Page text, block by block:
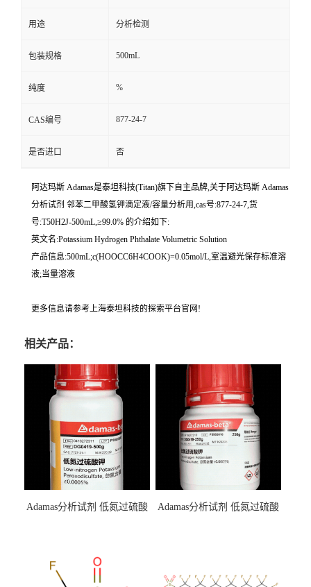
用途 分析检测
包装规格 500mL
纯度 %
CAS编号 877-24-7
是否进口 否
阿达玛斯 Adamas是泰坦科技(Titan)旗下自主品牌,关于阿达玛斯 Adamas
分析试剂 邻苯二甲酸氢钾滴定液/容量分析用,cas号:877-24-7,货
号:T50H2J-500mL,≥99.0% 的介绍如下:
英文名:Potassium Hydrogen Phthalate Volumetric Solution
产品信息:500mL;c(HOOCC6H4COOK)=0.05mol/L,室温避光保存标准溶
液;当量溶液
更多信息请参考上海泰坦科技的探索平台官网!
相关产品：
Adamas分析试剂 低氮过硫酸
（泰坦现货供应）
Adamas分析试剂 低氮过硫酸